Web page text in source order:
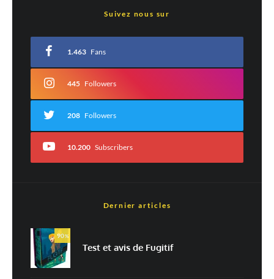
*
Commentaire*
*
Suivez nous sur
1.463 Fans
445 Followers
208 Followers
10.200 Subscribers
Dernier articles
90%
Test et avis de Fugitif